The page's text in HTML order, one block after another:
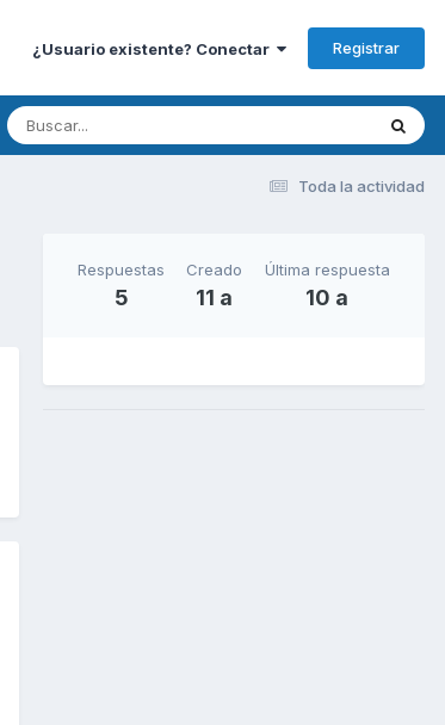
¿Usuario existente? Conectar Registrar
Toda la actividad
Respuestas
5
Creado
11 a
Última respuesta
10 a